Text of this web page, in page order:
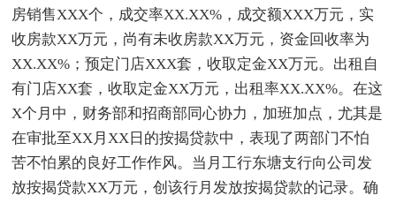
房销售XXX个，成交率XX.XX%，成交额XXX万元，实
收房款XX万元，尚有未收房款XX万元，资金回收率为
XX.XX%；预定门店XXX套，收取定金XX万元。出租自
有门店XX套，收取定金XX万元，出租率XX.XX%。在这
X个月中，财务部和招商部同心协力，加班加点，尤其是
在审批至XX月XX日的按揭贷款中，表现了两部门不怕
苦不怕累的良好工作作风。当月工行东塘支行向公司发
放按揭贷款XX万元，创该行月发放按揭贷款的记录。确